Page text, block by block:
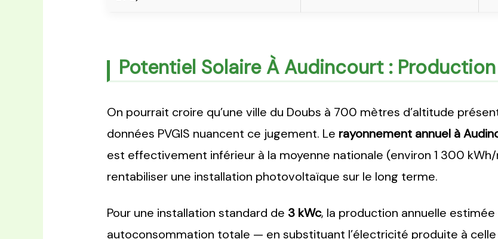
Potentiel Solaire À Audincourt :
On pourrait croire qu’une ville du Doubs à 700 mètres d’altitude
données PVGIS nuancent ce jugement. Le rayonnement annuel à
est effectivement inférieur à la moyenne nationale (environ 1 300
rentabiliser une installation photovoltaïque sur le long terme.
Pour une installation standard de 3 kWc, la production annuelle
autoconsommation totale — en substituant l’électricité produite à